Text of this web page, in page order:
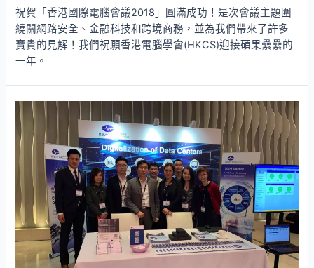
祝賀「香港國際電腦會議2018」圓滿成功！是次會議主題圍
繞關網路安全、金融科技和跨境商務，並為我們帶來了許多
寶貴的見解！我們祝願香港電腦學會(HKCS)迎接碩果纍纍的
一年。